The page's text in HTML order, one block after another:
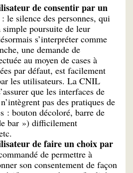
de consentir par un
: le silence des personnes, qui
simple poursuite de leur
s’interpréter comme
une demande de
au moyen de cases à
par défaut, est facilement
les utilisateurs. La CNIL
que les interfaces de
pas des pratiques de
: bouton décoloré, barre de
bar ») difficilement
de faire un choix par
de permettre à
son consentement de façon